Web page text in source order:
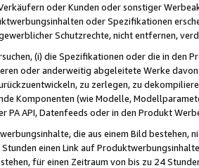
oder Kunden oder sonstiger
oder Spezifikationen
Schutzrechte, nicht entfernen,
(i) die Spezifikationen oder die in
oder anderweitig abgeleitete Werke
zu zerlegen, zu
Komponenten (wie Modelle,
PA API, Datenfeeds oder in den Produkt
die aus einem Bild bestehen,
einen Link auf
für einen Zeitraum von bis zu 24